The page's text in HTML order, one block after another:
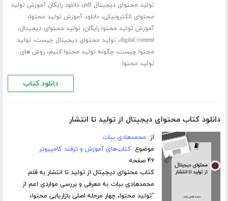
تولید محتوای دیجیتال pdf ،دانلود رایگان آموزش تولید
محتوای الکترونیکی،دانلود آموزش تولید محتوا،
آموزش تولید محتوا رایگان، تولید محتوای دیجیتال،
digital content، تولید محتوای دیجیتال چیست، تولید
محتوا چیست، چگونه تولید محتوا کنیم،روش های
تولید محتوا
دانلود کتاب
دانلود کتاب محتوای دیجیتال از تولید تا انتشار
از: محمدهادی بیات
موضوع:کتاب‌های آموزش و ترفند کامپیوتر
۴۶ صفحه
کتاب محتوای دیجیتال از تولید تا انتشار به قلم
محمدهادی بیات به معرفی و بررسی مواردی اعم از
"تولید محتوا، چهار مرحله اصلی بازاریابی محتوا،